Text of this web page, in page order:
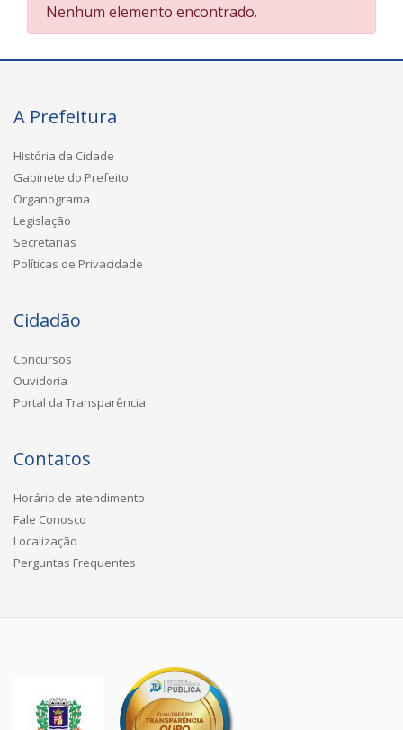
Nenhum elemento encontrado.
A Prefeitura
História da Cidade
Gabinete do Prefeito
Organograma
Legislação
Secretarias
Políticas de Privacidade
Cidadão
Concursos
Ouvidoria
Portal da Transparência
Contatos
Horário de atendimento
Fale Conosco
Localização
Perguntas Frequentes